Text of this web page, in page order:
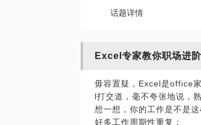
话题详情
Excel专家教你职场进
毋容置疑，Excel是office
l打交道，毫不夸张地说，
想一想，你的工作是不是这
好多工作周期性重复；